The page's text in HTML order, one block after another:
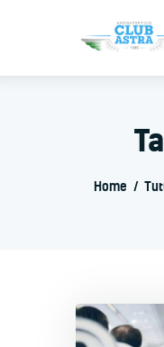
Home
Servizi
Contatti